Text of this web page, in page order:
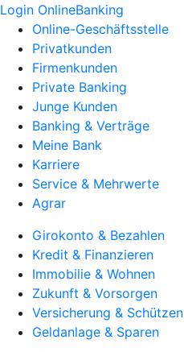
Login OnlineBanking
Online-Geschäftsstelle
Privatkunden
Firmenkunden
Private Banking
Junge Kunden
Banking & Verträge
Meine Bank
Karriere
Service & Mehrwerte
Agrar
Girokonto & Bezahlen
Kredit & Finanzieren
Immobilie & Wohnen
Zukunft & Vorsorgen
Versicherung & Schützen
Geldanlage & Sparen